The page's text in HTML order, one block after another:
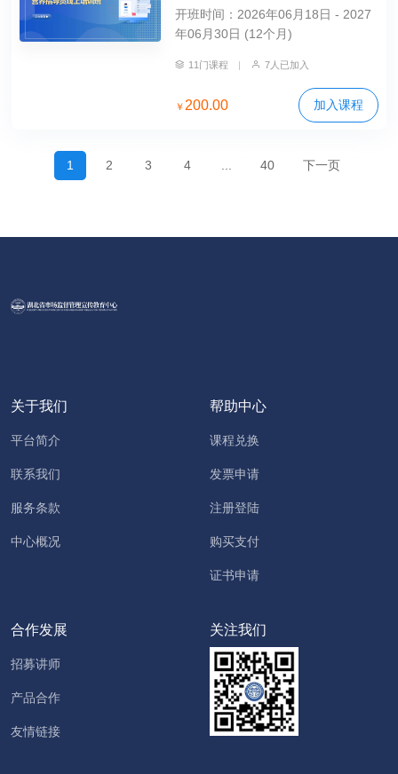
开班时间：2026年06月18日 - 2027
年06月30日 (12个月)
11门课程 7人已加入
￥200.00 加入课程
1 2 3 4 ... 40 下一页
关于我们
平台简介
联系我们
服务条款
中心概况
帮助中心
课程兑换
发票申请
注册登陆
购买支付
证书申请
合作发展
招募讲师
产品合作
友情链接
关注我们